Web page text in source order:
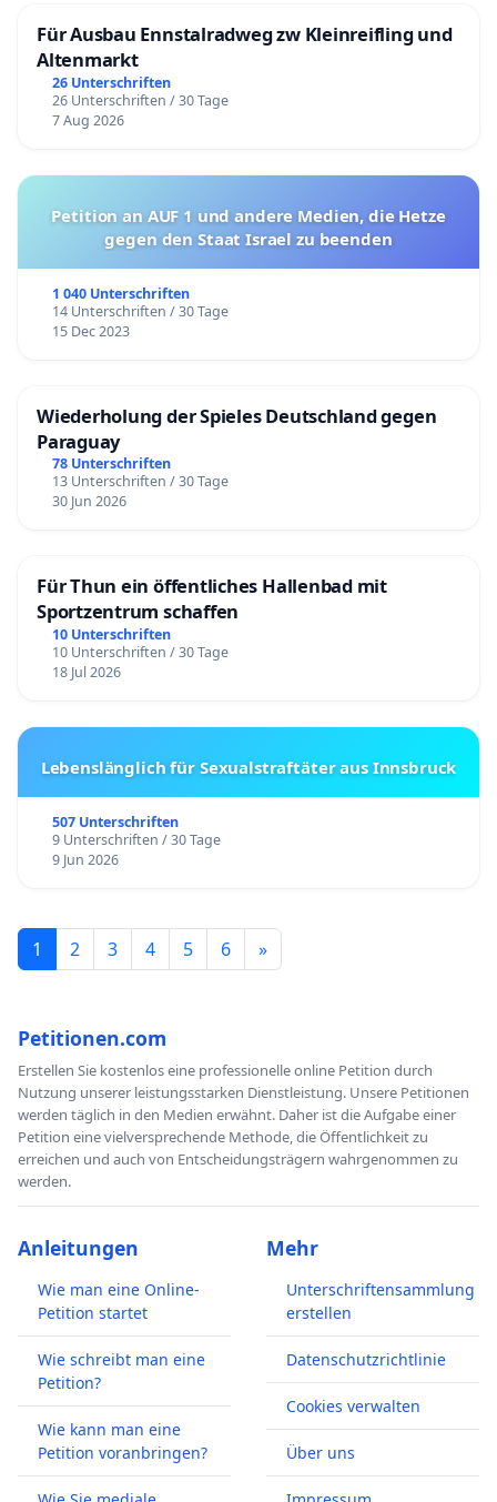
Für Ausbau Ennstalradweg zw Kleinreifling und
Altenmarkt
26 Unterschriften
26 Unterschriften / 30 Tage
7 Aug 2026
Petition an AUF 1 und andere Medien, die Hetze
gegen den Staat Israel zu beenden
1 040 Unterschriften
14 Unterschriften / 30 Tage
15 Dec 2023
Wiederholung der Spieles Deutschland gegen
Paraguay
78 Unterschriften
13 Unterschriften / 30 Tage
30 Jun 2026
Für Thun ein öffentliches Hallenbad mit
Sportzentrum schaffen
10 Unterschriften
10 Unterschriften / 30 Tage
18 Jul 2026
Lebenslänglich für Sexualstraftäter aus Innsbruck
507 Unterschriften
9 Unterschriften / 30 Tage
9 Jun 2026
1 2 3 4 5 6 »
Petitionen.com
Erstellen Sie kostenlos eine professionelle online Petition durch
Nutzung unserer leistungsstarken Dienstleistung. Unsere Petitionen
werden täglich in den Medien erwähnt. Daher ist die Aufgabe einer
Petition eine vielversprechende Methode, die Öffentlichkeit zu
erreichen und auch von Entscheidungsträgern wahrgenommen zu
werden.
Anleitungen
Wie man eine Online-
Petition startet
Wie schreibt man eine
Petition?
Wie kann man eine
Petition voranbringen?
Mehr
Unterschriftensammlung
erstellen
Datenschutzrichtlinie
Cookies verwalten
Über uns